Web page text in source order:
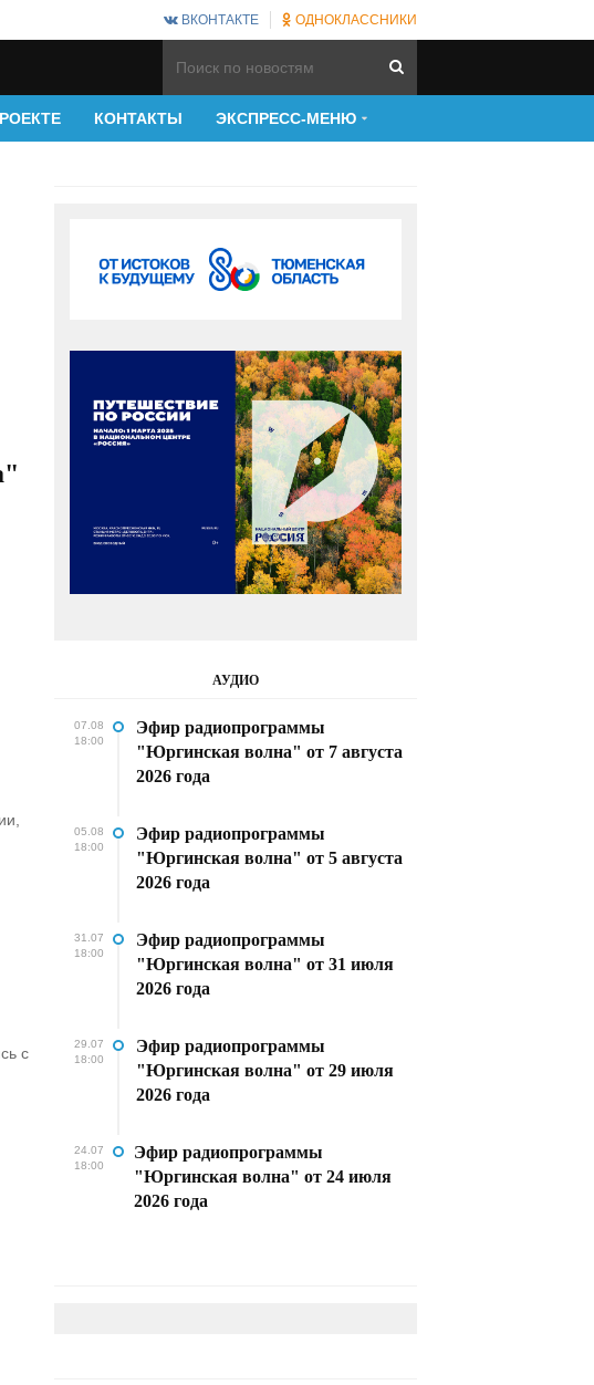
ВКОНТАКТЕ ОДНОКЛАССНИКИ
КОНТАКТЫ ЭКСПРЕСС-МЕНЮ
с
АУДИО
07.08
18:00
Эфир радиопрограммы
"Юргинская волна" от 7 августа
2026 года
05.08
18:00
Эфир радиопрограммы
"Юргинская волна" от 5 августа
2026 года
31.07
18:00
Эфир радиопрограммы
"Юргинская волна" от 31 июля
2026 года
29.07
18:00
Эфир радиопрограммы
"Юргинская волна" от 29 июля
2026 года
24.07
18:00
Эфир радиопрограммы
"Юргинская волна" от 24 июля
2026 года